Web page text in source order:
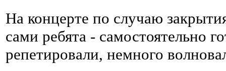
На концерте по случаю
сами ребята - самостоятельно
репетировали, немного